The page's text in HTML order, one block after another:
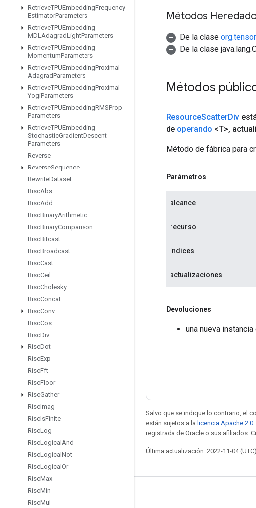
RetrieveTPUEmbeddingFrequency
EstimatorParameters
RetrieveTPUEmbedding
MDLAdagradLightParameters
RetrieveTPUEmbedding
MomentumParameters
RetrieveTPUEmbeddingProximal
AdagradParameters
RetrieveTPUEmbeddingProximal
YogiParameters
RetrieveTPUEmbeddingRMSProp
Parameters
RetrieveTPUEmbedding
StochasticGradientDescent
Parameters
Reverse
ReverseSequence
RewriteDataset
RiscAbs
RiscAdd
RiscBinaryArithmetic
RiscBinaryComparison
RiscBitcast
RiscBroadcast
RiscCast
RiscCeil
RiscCholesky
RiscConcat
RiscConv
RiscCos
RiscDiv
RiscDot
RiscExp
RiscFft
RiscFloor
RiscGather
RiscImag
RiscIsFinite
RiscLog
RiscLogical And
RiscLogical Not
RiscLogical Or
RiscMax
RiscMin
RiscMul
Métodos
De la clase
De la clase
Métodos
ResourceScatterDiv
de operando <T>,
Método de fábrica para
Parámetros
alcance
recurso
índices
actualizaciones
Devoluciones
una nueva
Salvo que se indique lo contrario, el
están sujetos a la licencia Apache 2.0
registrada de Oracle o sus afiliados.
Última actualización: 2022-11-04 (UTC)
Mantente conectado